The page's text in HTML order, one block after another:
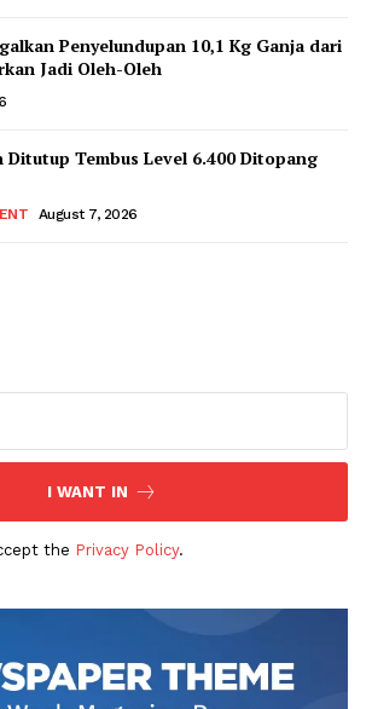
Penyelundupan 10,1 Kg Ganja dari
Jadi Oleh-Oleh
Ditutup Tembus Level 6.400 Ditopang
August 7, 2026
I WANT IN
the Privacy Policy.